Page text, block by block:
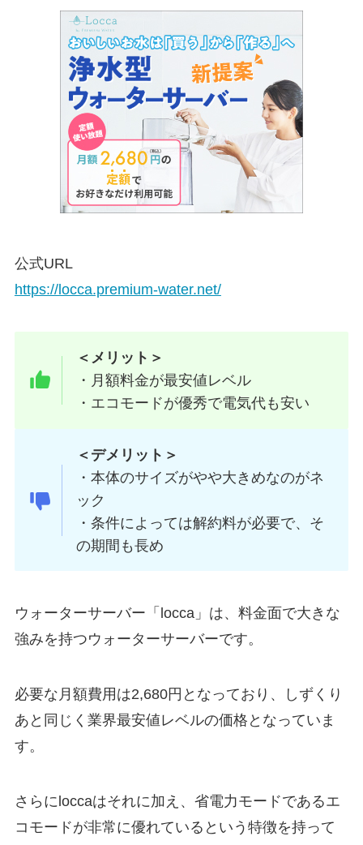
公式URL
https://locca.premium-water.net/
＜メリット＞
・月額料金が最安値レベル
・エコモードが優秀で電気代も安い
＜デメリット＞
・本体のサイズがやや大きめなのがネ
ック
・条件によっては解約料が必要で、そ
の期間も長め
ウォーターサーバー「locca」は、料金面で大きな
強みを持つウォーターサーバーです。
必要な月額費用は2,680円となっており、しずくり
あと同じく 業界最安値レベルの価格 となっていま
す。
さらにloccaはそれに加え、省電力モードであるエ
コモードが非常に優れているという特徴を持って